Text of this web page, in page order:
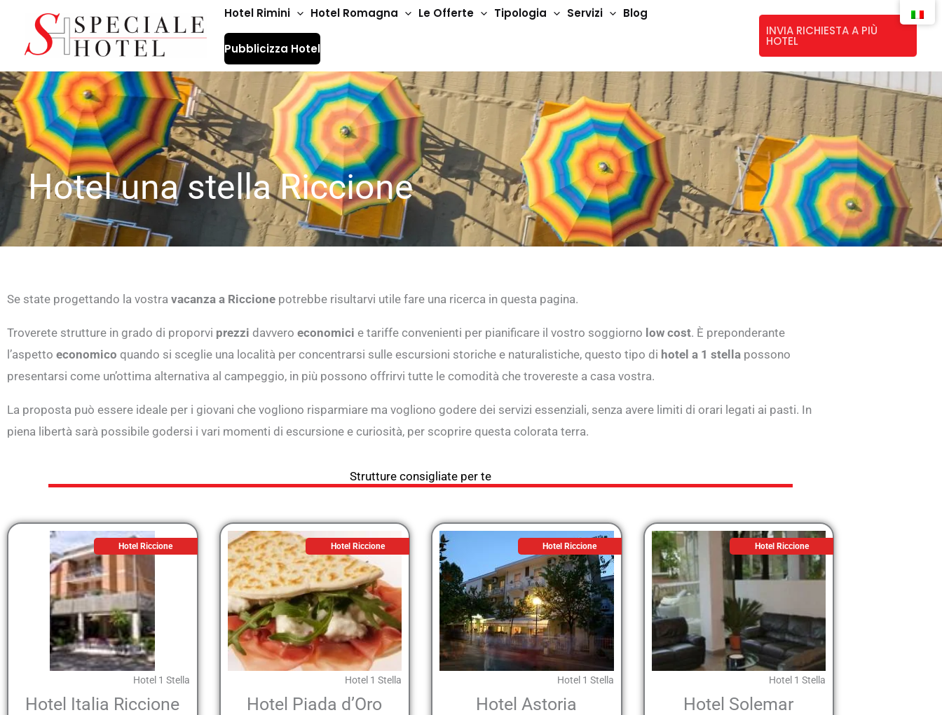
contenuto
Hotel Rimini Hotel Romagna Le Offerte Tipologia Servizi Blog
Pubblicizza Hotel
INVIA RICHIESTA A PIÙ
HOTEL
Hotel una stella Riccione
Se state progettando la vostra vacanza a Riccione potrebbe risultarvi utile fare una ricerca in questa pagina.
Troverete strutture in grado di proporvi prezzi davvero economici e tariffe convenienti per pianificare il vostro soggiorno low cost. È preponderante
l’aspetto economico quando si sceglie una località per concentrarsi sulle escursioni storiche e naturalistiche, questo tipo di hotel a 1 stella possono
presentarsi come un’ottima alternativa al campeggio, in più possono offrirvi tutte le comodità che trovereste a casa vostra.
La proposta può essere ideale per i giovani che vogliono risparmiare ma vogliono godere dei servizi essenziali, senza avere limiti di orari legati ai pasti. In
piena libertà sarà possibile godersi i vari momenti di escursione e curiosità, per scoprire questa colorata terra.
Strutture consigliate per te
Hotel Riccione
Hotel 1 Stella
Hotel Italia Riccione
Hotel Riccione
Hotel 1 Stella
Hotel Piada d’Oro
Hotel Riccione
Hotel 1 Stella
Hotel Astoria
Hotel Riccione
Hotel 1 Stella
Hotel Solemar